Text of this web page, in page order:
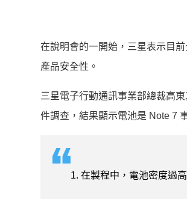
在說明會的一開始，三星表示目
產品安全性。
三星電子行動通訊事業部總裁高
件調查，結果顯示電池是 Note 7
1. 在製程中，電池密度過